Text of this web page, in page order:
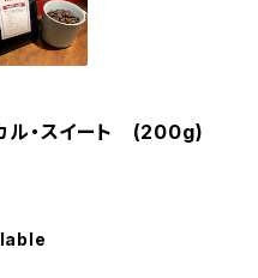
カル・スイート (200g)